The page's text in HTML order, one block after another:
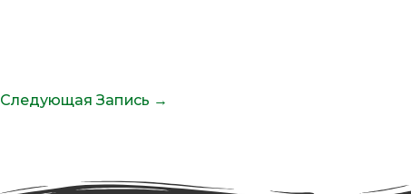
Следующая Запись →